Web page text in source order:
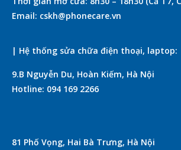
Email: cskh@phonecare.vn
| Hệ thống sửa chữa điện thoại, laptop:
9.B Nguyễn Du, Hoàn Kiếm, Hà Nội
Hotline: 094 169 2266
81 Phố Vọng, Hai Bà Trưng, Hà Nội